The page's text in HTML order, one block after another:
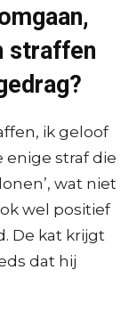
straffen
ik geloof
enige straf die
wat niet
wel positief
De kat krijgt
dat hij